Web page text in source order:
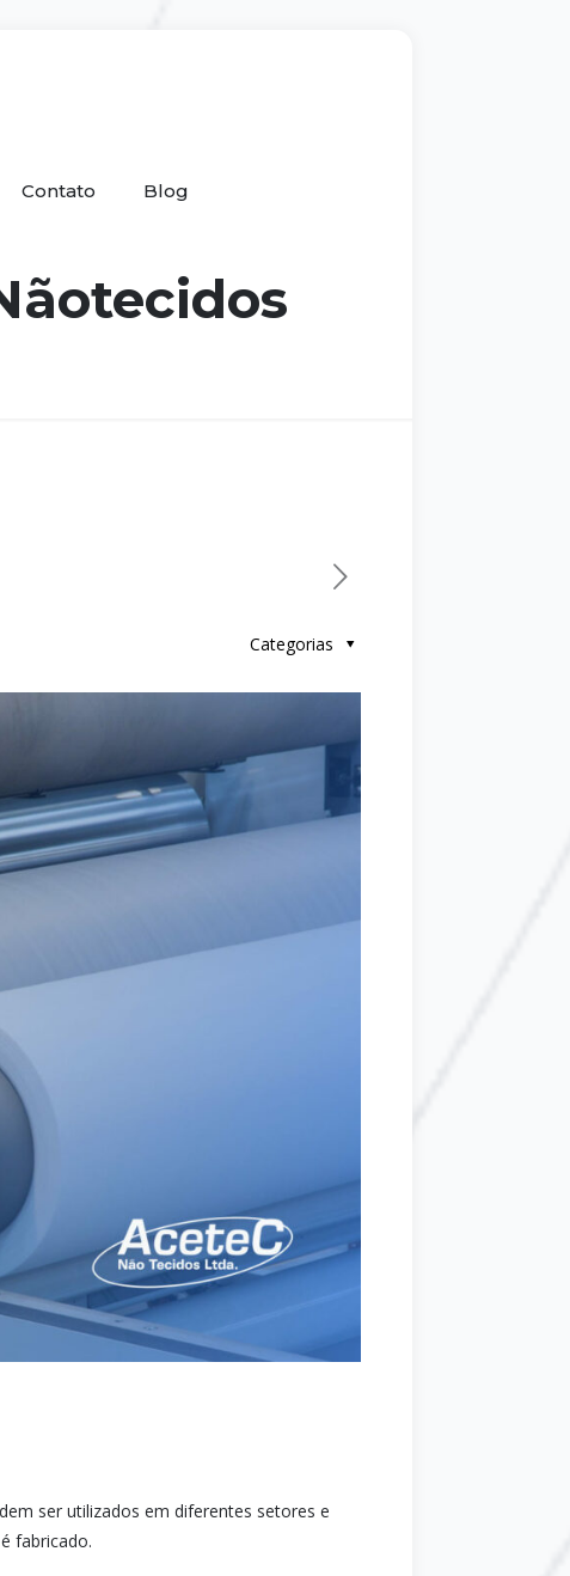
Contato Blog
Categorias
ser utilizados em diferentes setores e
fabricado.